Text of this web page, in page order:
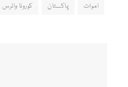
اموات پاکستان کورونا وائرس